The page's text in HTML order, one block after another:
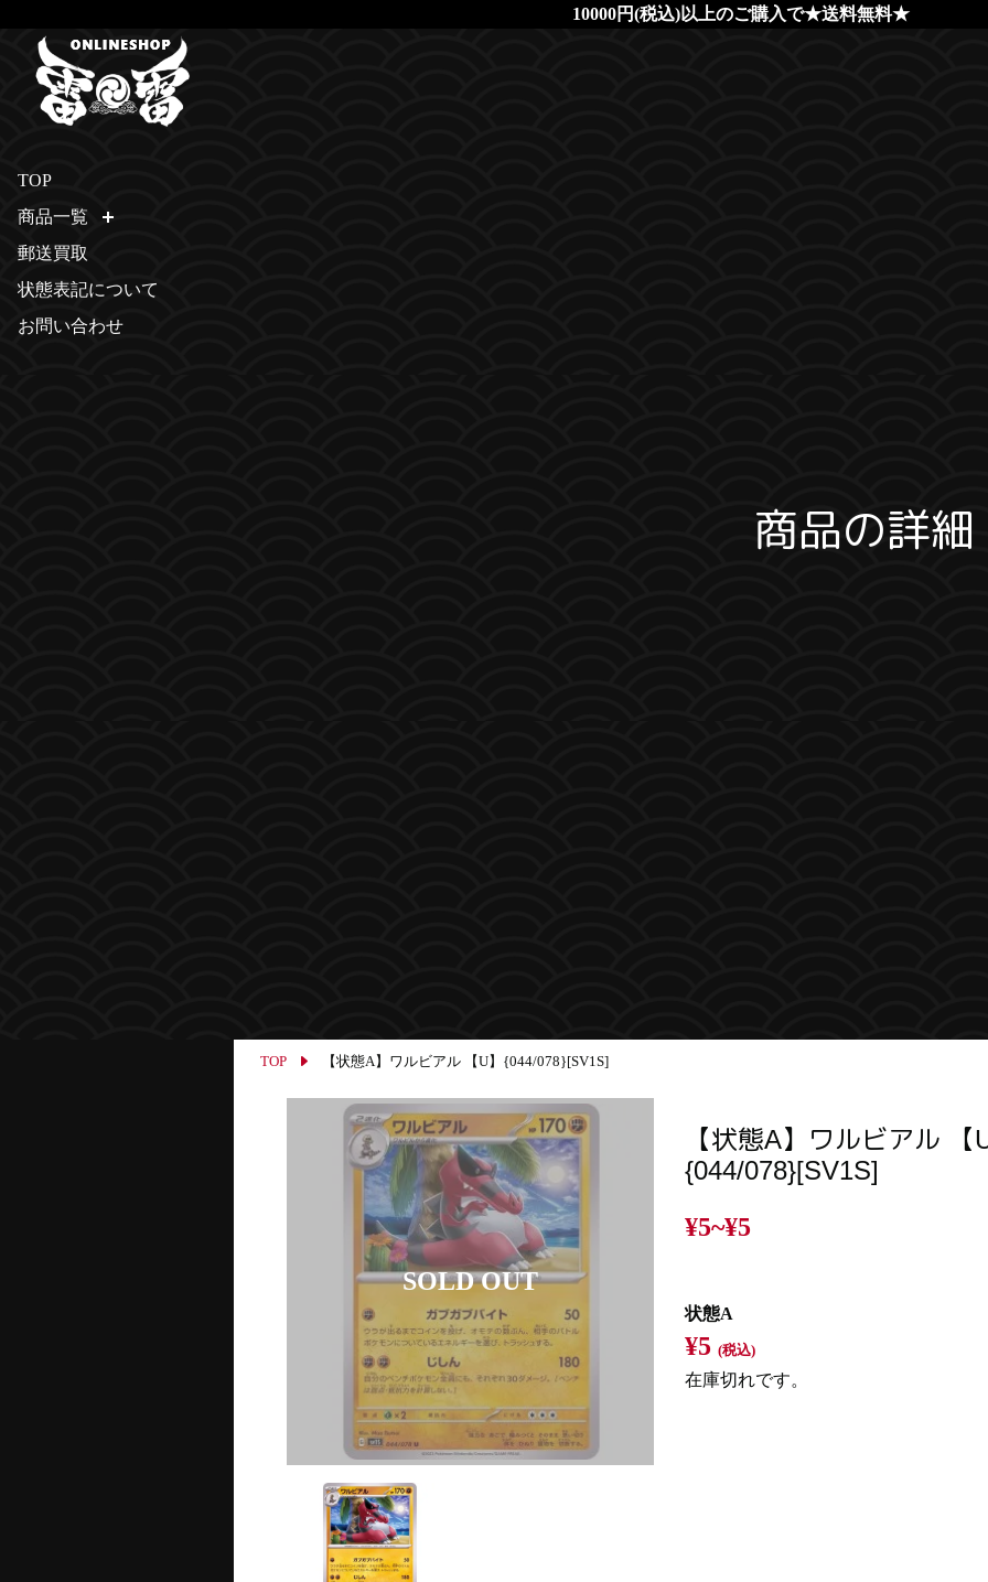
10000円(税込)以上のご購入で★送料無料★
商品の詳細
TOP 【状態A】ワルビアル 【U】{044/078}[SV1S]
【状態A】ワルビアル 【U
{044/078}[SV1S]
¥5~¥5
状態A
¥5(税込)
在庫切れです。
TOP
商品一覧
郵送買取
状態表記について
お問い合わせ